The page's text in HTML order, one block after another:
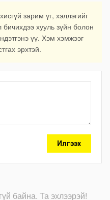
зарим үг, хэллэгийг
бичихдээ хууль зүйн болон
үү. Хэм хэмжээг
эрхтэй.
Илгээх
байна. Та эхлээрэй!